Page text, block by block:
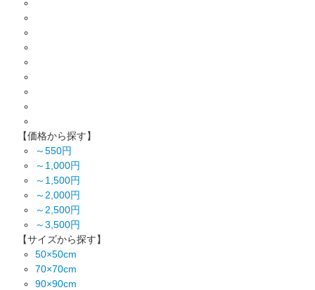
【価格から探す】
～550円
～1,000円
～1,500円
～2,000円
～2,500円
～3,500円
【サイズから探す】
50×50cm
70×70cm
90×90cm